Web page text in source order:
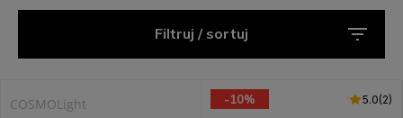
Filtruj / sortuj
COSMOLight
5.0 (2)
5.0(2)
-10%